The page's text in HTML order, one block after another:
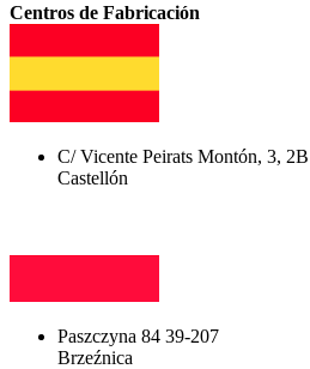
Centros de Fabricación
C/ Vicente Peirats Montón, 3,
Castellón
Paszczyna 84 39-207
Brzeźnica